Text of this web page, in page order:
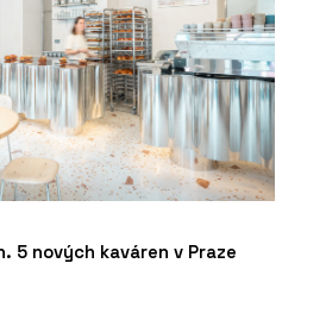
5 nových kaváren v Praze